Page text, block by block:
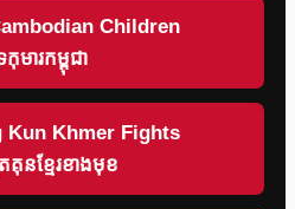
Children
កុមារកម្ពុជា
Kun Khmer Fights
គុនខ្មែរខាងមុខ